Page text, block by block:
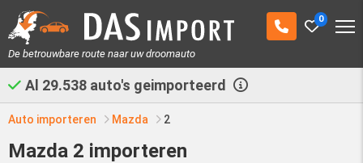
0
De betrouwbare route naar uw droomauto
Al 29.538 auto's geimporteerd
Auto importeren Mazda 2
Mazda 2 importeren